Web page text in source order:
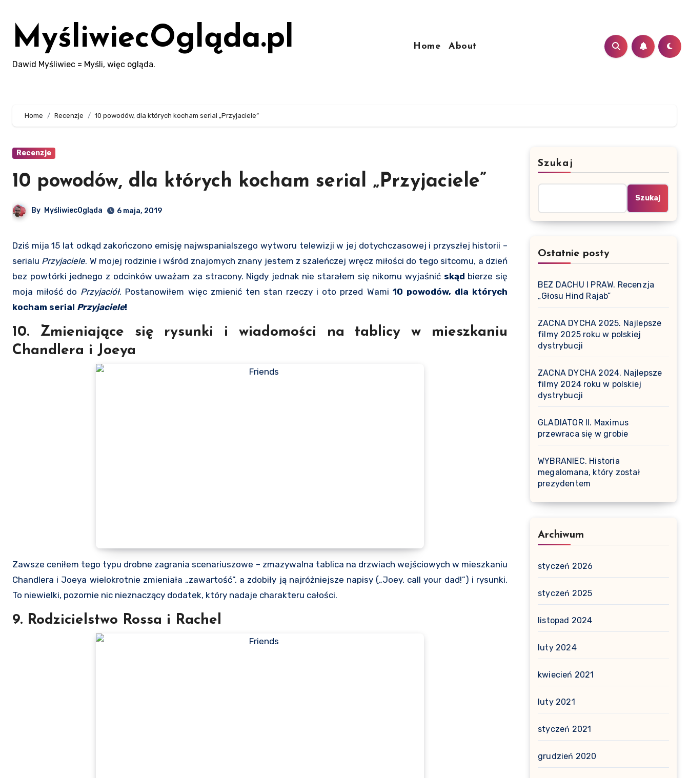
contentMyśliwiecOgląda.pl
Dawid Myśliwiec = Myśli, więc ogląda.
Home About
Home Recenzje 10 powodów, dla których kocham serial „Przyjaciele”
Recenzje
10 powodów, dla których kocham serial „Przyjaciele”
By MyśliwiecOgląda 6 maja, 2019
Dziś mija 15 lat odkąd zakończono emisję najwspanialszego wytworu telewizji w jej dotychczasowej i przyszłej historii –
serialu Przyjaciele. W mojej rodzinie i wśród znajomych znany jestem z szaleńczej wręcz miłości do tego sitcomu, a dzień
bez powtórki jednego z odcinków uważam za stracony. Nigdy jednak nie starałem się nikomu wyjaśnić skąd bierze się
moja miłość do Przyjaciół. Postanowiłem więc zmienić ten stan rzeczy i oto przed Wami 10 powodów, dla których
kocham serial Przyjaciele!
10. Zmieniające się rysunki i wiadomości na tablicy w mieszkaniu
Chandlera i Joeya
Zawsze ceniłem tego typu drobne zagrania scenariuszowe – zmazywalna tablica na drzwiach wejściowych w mieszkaniu
Chandlera i Joeya wielokrotnie zmieniała „zawartość”, a zdobiły ją najróżniejsze napisy („Joey, call your dad!”) i rysunki.
To niewielki, pozornie nic nieznaczący dodatek, który nadaje charakteru całości.
9. Rodzicielstwo Rossa i Rachel
Szukaj
Szukaj
Ostatnie posty
BEZ DACHU I PRAW. Recenzja
„Głosu Hind Rajab”
ZACNA DYCHA 2025. Najlepsze
filmy 2025 roku w polskiej
dystrybucji
ZACNA DYCHA 2024. Najlepsze
filmy 2024 roku w polskiej
dystrybucji
GLADIATOR II. Maximus
przewraca się w grobie
WYBRANIEC. Historia
megalomana, który został
prezydentem
Archiwum
styczeń 2026
styczeń 2025
listopad 2024
luty 2024
kwiecień 2021
luty 2021
styczeń 2021
grudzień 2020